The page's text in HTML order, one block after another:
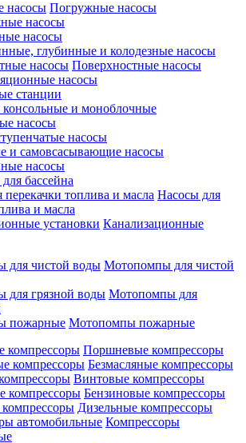
Погружные насосы
насосы
насосы
глубинные и колодезные насосы
Поверхностные насосы
насосы
станции
и моноблочные
насосы
насосы
и самовсасывающие насосы
насосы
бассейна
Насосы для
и масла
Канализационные
Мотопомпы для чистой
Мотопомпы для
Мотопомпы пожарные
Поршневые компрессоры
Безмасляные компрессоры
Винтовые компрессоры
Бензиновые компрессоры
Дизельные компрессоры
Компрессоры